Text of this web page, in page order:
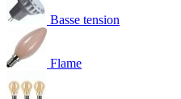
Basse tension
Flame